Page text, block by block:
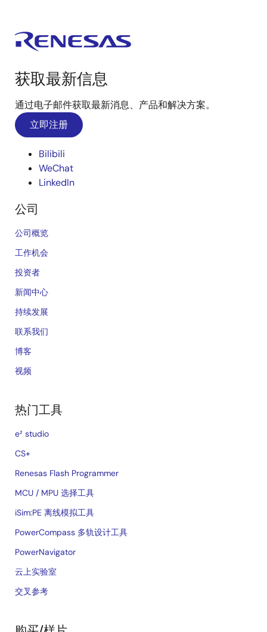
获取最新信息
通过电子邮件获取最新消息、产品和解决方案。
立即注册
Bilibili
WeChat
LinkedIn
公司
公司概览
工作机会
投资者
新闻中心
持续发展
联系我们
博客
视频
热门工具
e² studio
CS+
Renesas Flash Programmer
MCU / MPU 选择工具
iSim:PE 离线模拟工具
PowerCompass 多轨设计工具
PowerNavigator
云上实验室
交叉参考